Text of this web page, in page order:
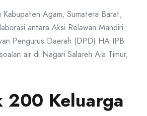
Agam, Sumatera Barat,
antara Aksi Relawan Mandiri
Pengurus Daerah (DPD) HA IPB
air di Nagari Salareh Aia Timur,
Keluarga